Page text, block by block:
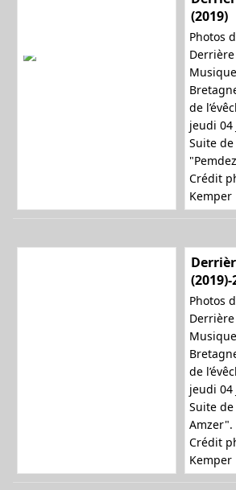
(2019)
Photos
de
jeudi 04
Suite
Crédit
Kemper
(2019)-
Photos
de
jeudi 04
Suite
Amzer".
Crédit
Kemper